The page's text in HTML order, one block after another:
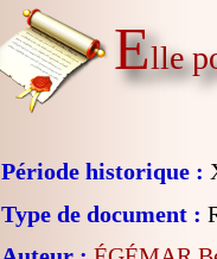
Elle
Période historique :
Type de document :